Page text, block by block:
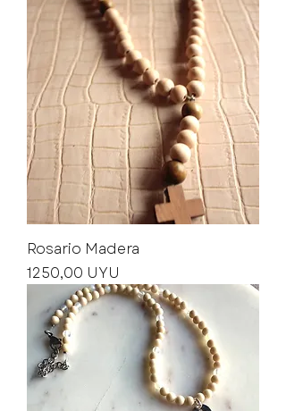
Rosario Madera
Precio
1250,00 UYU